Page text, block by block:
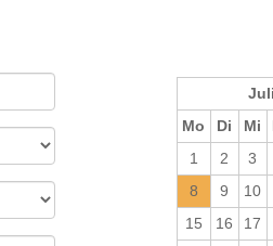
Mo
Di Mi
1
2 3
8
9 10
15
16 17